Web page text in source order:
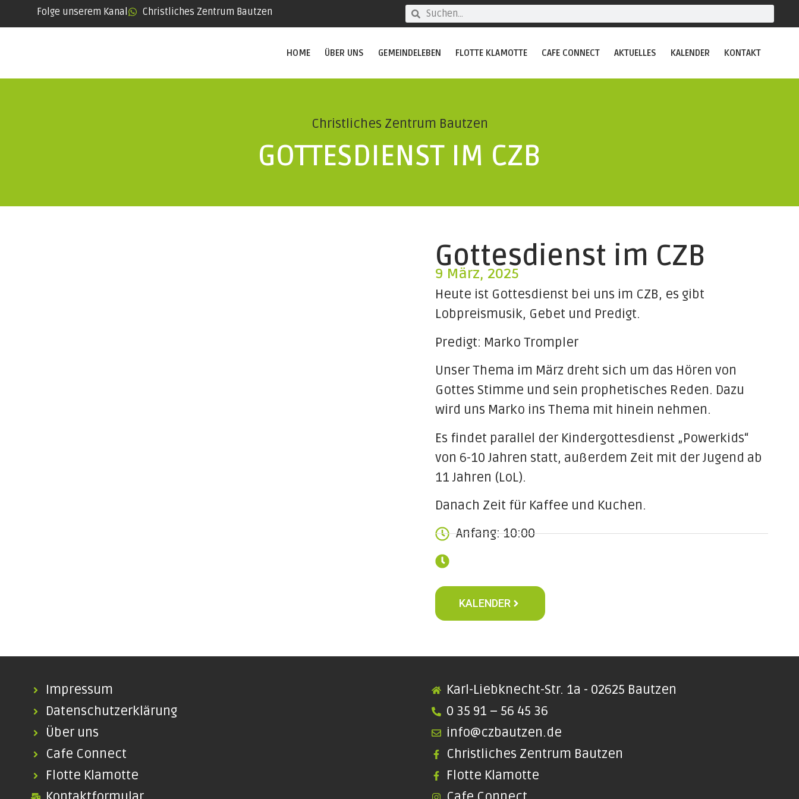
Folge unserem Kanal Christliches Zentrum Bautzen
HOME ÜBER UNS GEMEINDELEBEN FLOTTE KLAMOTTE CAFE CONNECT AKTUELLES KALENDER KONTAKT
Christliches Zentrum Bautzen
GOTTESDIENST IM CZB
Gottesdienst im CZB
9 März, 2025
Heute ist Gottesdienst bei uns im CZB, es gibt
Lobpreismusik, Gebet und Predigt.
Predigt: Marko Trompler
Unser Thema im März dreht sich um das Hören von
Gottes Stimme und sein prophetisches Reden. Dazu
wird uns Marko ins Thema mit hinein nehmen.
Es findet parallel der Kindergottesdienst „Powerkids“
von 6-10 Jahren statt, außerdem Zeit mit der Jugend ab
11 Jahren (LoL).
Danach Zeit für Kaffee und Kuchen.
Anfang: 10:00
KALENDER
Impressum
Datenschutzerklärung
Über uns
Cafe Connect
Flotte Klamotte
Karl-Liebknecht-Str. 1a - 02625 Bautzen
0 35 91 – 56 45 36
info@czbautzen.de
Christliches Zentrum Bautzen
Flotte Klamotte